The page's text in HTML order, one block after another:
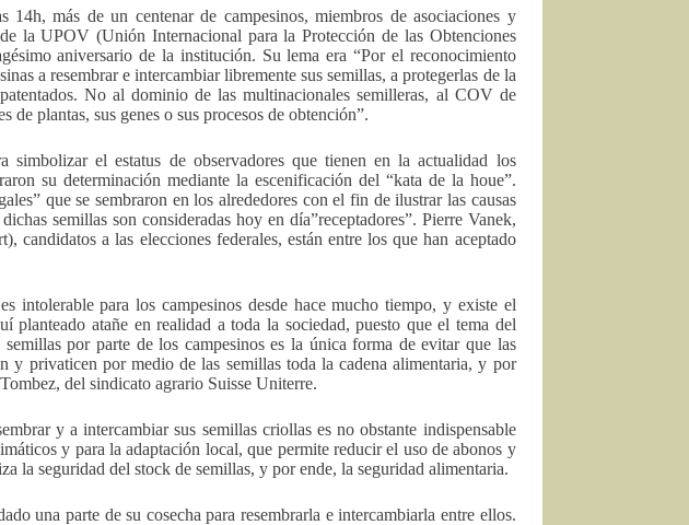
más de un centenar de campesinos, miembros de asociaciones y
la UPOV (Unión Internacional para la Protección de las Obtenciones
aniversario de la institución. Su lema era “Por el reconocimiento
a resembrar e intercambiar libremente sus semillas, a protegerlas de la
No al dominio de las multinacionales semilleras, al COV de
de plantas, sus genes o sus procesos de obtención”.
el estatus de observadores que tienen en la actualidad los
su determinación mediante la escenificación del “kata de la houe”.
que se sembraron en los alrededores con el fin de ilustrar las causas
semillas son consideradas hoy en día”receptadores”. Pierre Vanek,
candidatos a las elecciones federales, están entre los que han aceptado
intolerable para los campesinos desde hace mucho tiempo, y existe el
planteado atañe en realidad a toda la sociedad, puesto que el tema del
por parte de los campesinos es la única forma de evitar que las
y privaticen por medio de las semillas toda la cadena alimentaria, y por
del sindicato agrario Suisse Uniterre.
y a intercambiar sus semillas criollas es no obstante indispensable
y para la adaptación local, que permite reducir el uso de abonos y
la seguridad del stock de semillas, y por ende, la seguridad alimentaria.
una parte de su cosecha para resembrarla e intercambiarla entre ellos.